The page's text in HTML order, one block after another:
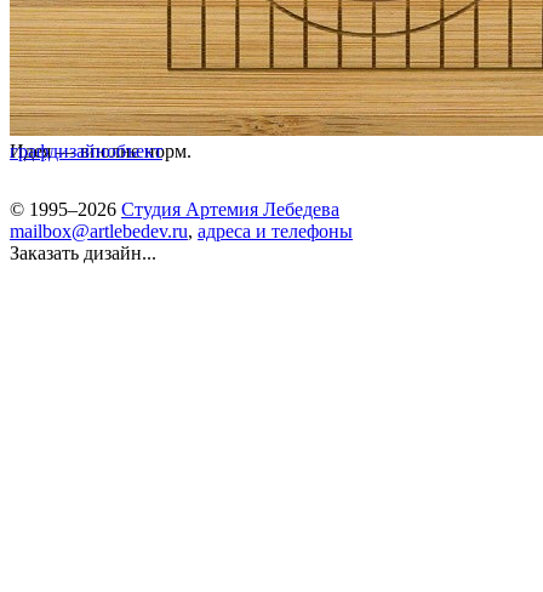
Идея — вполне норм.
графдизайнобъект
© 1995–2026 Студия Артемия Лебедева
mailbox@artlebedev.ru, адреса и телефоны
Заказать дизайн...